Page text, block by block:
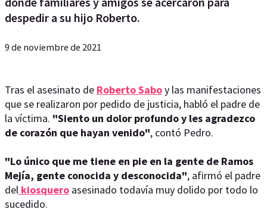
despedir a su hijo Roberto.
9 de noviembre de 2021
Tras el asesinato de Roberto Saboy las manifestaciones
que se realizaron por pedido de justicia, habló el padre de
la víctima. "Siento un dolor profundo y les agradezco
de corazón que hayan venido", contó Pedro.
"Lo único que me tiene en pie en la gente de Ramos
Mejía, gente conocida y desconocida", afirmó el padre
del kiosquero asesinado todavía muy dolido por todo lo
sucedido.